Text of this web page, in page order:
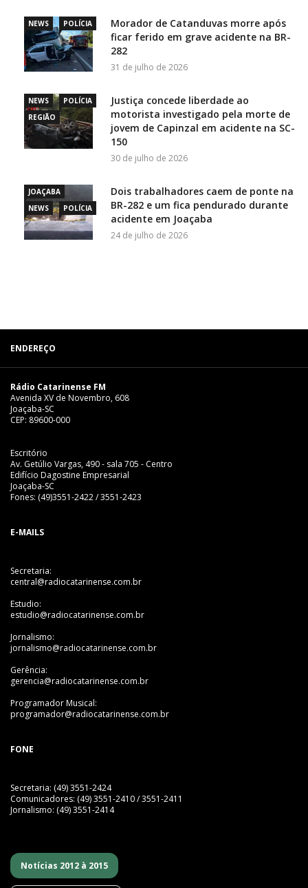
NEWS POLÍCIA
Morador de Catanduvas morre após
ficar ferido em grave acidente na BR-
282
31 de julho de 2026
NEWS
POLÍCIA
REGIÃO
Justiça concede liberdade ao
motorista investigado pela morte de
jovem de Capinzal em acidente na SC-
150
30 de julho de 2026
JOAÇABA
NEWS
POLÍCIA
Dois trabalhadores caem de ponte na
BR-282 e um fica pendurado durante
acidente em Joaçaba
24 de julho de 2026
ENDEREÇO
Rádio Catarinense FM
Avenida XV de Novembro, 608
Joaçaba-SC
CEP: 89600-000
Escritório
Av. Getúlio Vargas, 490 - sala 705 - Centro
Edifício Dagostine Empresarial
Joaçaba-SC
Fones: (49)3551-2422 / 3551-2423
E-MAILS
Secretaria:
central@radiocatarinense.com.br
Estudio:
estudio@radiocatarinense.com.br
Jornalismo:
jornalismo@radiocatarinense.com.br
Gerência:
gerencia@radiocatarinense.com.br
Programador Musical:
programador@radiocatarinense.com.br
FONE
Secretaria: (49) 3551-2424
Comunicadores: (49) 3551-2410 / 3551-2411
Jornalismo: (49) 3551-2414
Notícias 2012 à 2015